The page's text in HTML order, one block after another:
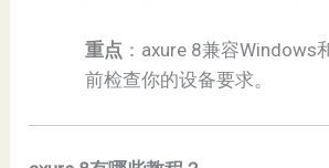
​重点​ ：axure 8兼容Windows
前检查你的设备要求。